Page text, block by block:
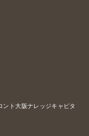
ト大阪ナレッジキャピタ